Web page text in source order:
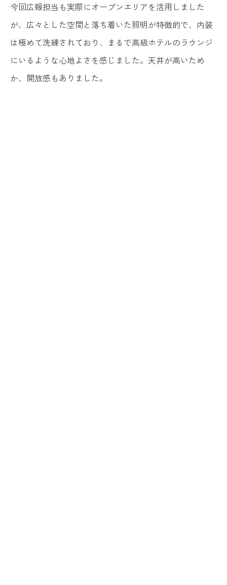
今回広報担当も実際にオープンエリアを活用しました
が、広々とした空間と落ち着いた照明が特徴的で、内装
は極めて洗練されており、まるで高級ホテルのラウンジ
にいるような心地よさを感じました。天井が高いため
か、開放感もありました。